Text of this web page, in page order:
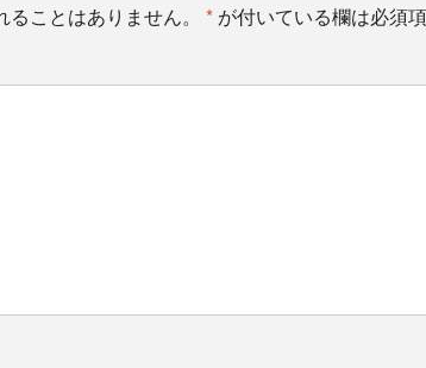
ことはありません。 * が付いている欄は必須